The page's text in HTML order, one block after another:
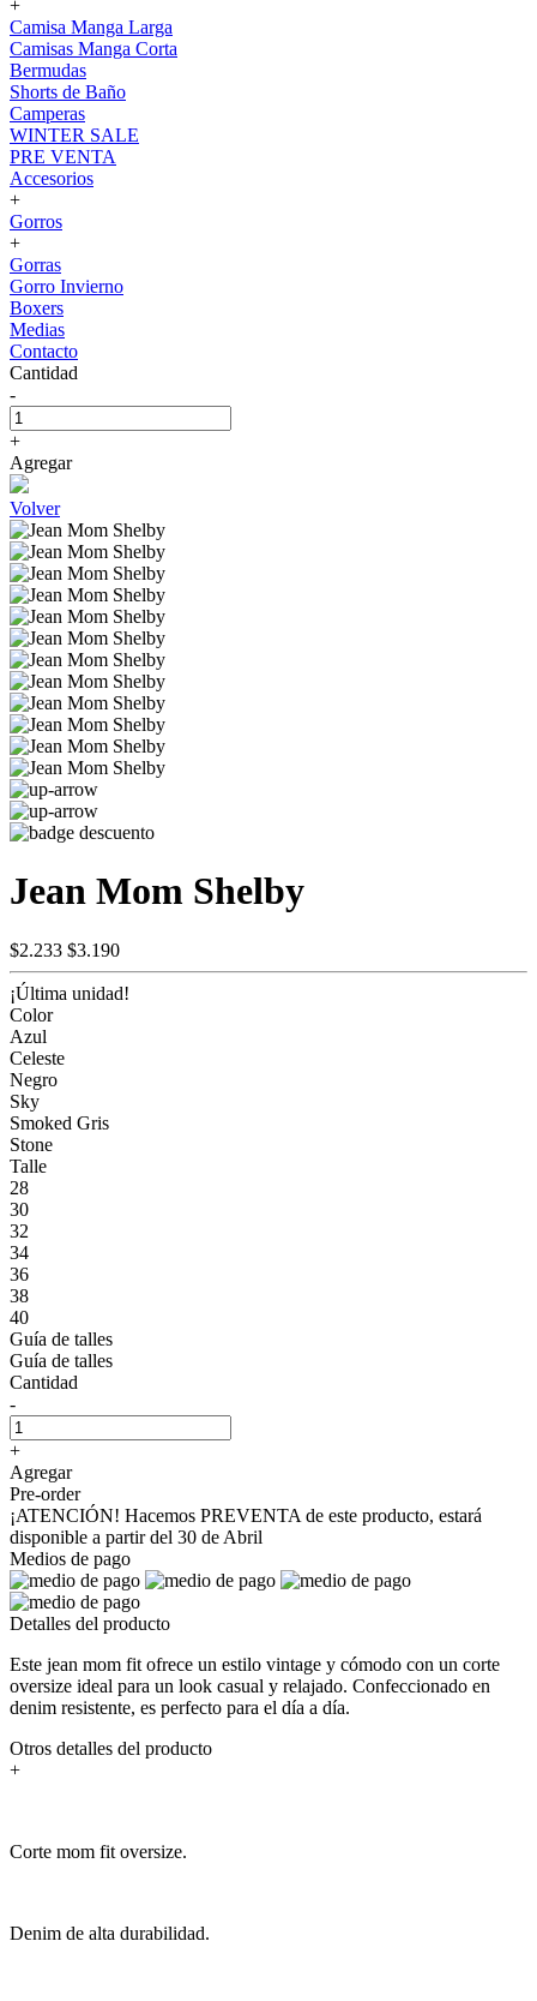
+
Camisa Manga Larga
Camisas Manga Corta
Bermudas
Shorts de Baño
Camperas
WINTER SALE
PRE VENTA
Accesorios
+
Gorros
+
Gorras
Gorro Invierno
Boxers
Medias
Contacto
Cantidad
-
+
Agregar
Volver
Jean Mom Shelby
$2.233 $3.190
¡Última unidad!
Color
Azul
Celeste
Negro
Sky
Smoked Gris
Stone
Talle
28
30
32
34
36
38
40
Guía de talles
Guía de talles
Cantidad
-
+
Agregar
Pre-order
¡ATENCIÓN! Hacemos PREVENTA de este producto, estará
disponible a partir del 30 de Abril
Medios de pago
Detalles del producto
Este jean mom fit ofrece un estilo vintage y cómodo con un corte
oversize ideal para un look casual y relajado. Confeccionado en
denim resistente, es perfecto para el día a día.
Otros detalles del producto
+
Corte mom fit oversize.
Denim de alta durabilidad.